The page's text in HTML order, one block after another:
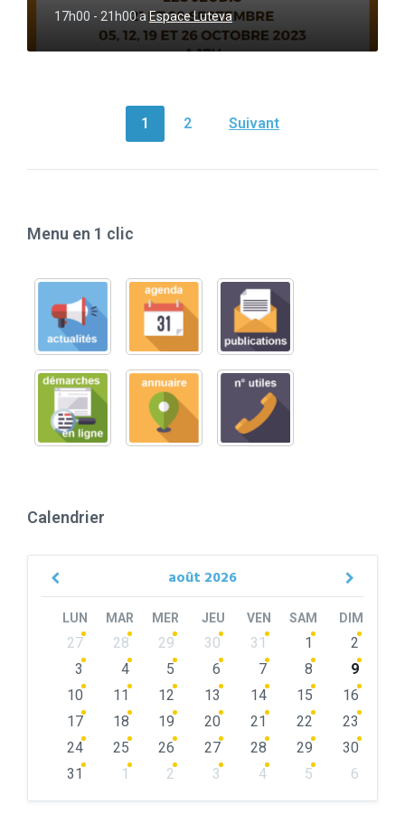
17h00 - 21h00aEspace Luteva
1 2 Suivant
Menu en 1 clic
Calendrier
août 2026
Previous
LUN MAR MER JEU VEN SAM DIM
Skip
calendar
27 28 29 30 31 1
2
3
4 5 6 7 8
9
10
11 12 13 14 15
16
17
18 19 20 21 22
23
24
25 26 27 28 29
30
31
1 2 3 4 5
6